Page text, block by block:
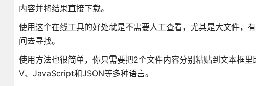
内容并将结果直接下载。
使用这个在线工具的好处就是不需要人工查看，尤其是大文件，
间去寻找。
使用方法也很简单，你只需要把2个文件内容分别粘贴到文本框
V、JavaScript和JSON等多种语言。